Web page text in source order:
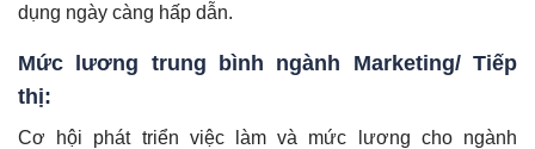
dụng ngày càng hấp dẫn.
Mức lương trung bình ngành Marketing/ Tiếp
thị:
Cơ hội phát triển việc làm và mức lương cho ngành